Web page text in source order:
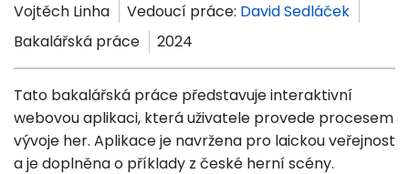
Vojtěch Linha Vedoucí práce: David Sedláček
Bakalářská práce
2024
Tato bakalářská práce představuje interaktivní
webovou aplikaci, která uživatele provede procesem
vývoje her. Aplikace je navržena pro laickou veřejnost
a je doplněna o příklady z české herní scény.